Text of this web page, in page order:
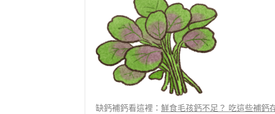
缺鈣補鈣看這裡： 鮮食毛孩鈣不足？ 吃這些補鈣